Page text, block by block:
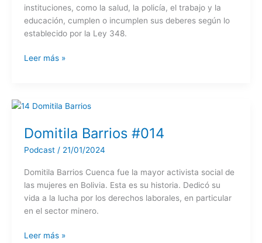
instituciones, como la salud, la policía, el trabajo y la
educación, cumplen o incumplen sus deberes según lo
establecido por la Ley 348.
¿Por
justicia?
Leer más »
Domitila Barrios #014
Podcast/ 21/01/2024
Domitila Barrios Cuenca fue la mayor activista social de
las mujeres en Bolivia. Esta es su historia. Dedicó su
vida a la lucha por los derechos laborales, en particular
en el sector minero.
Domitila
Leer más »